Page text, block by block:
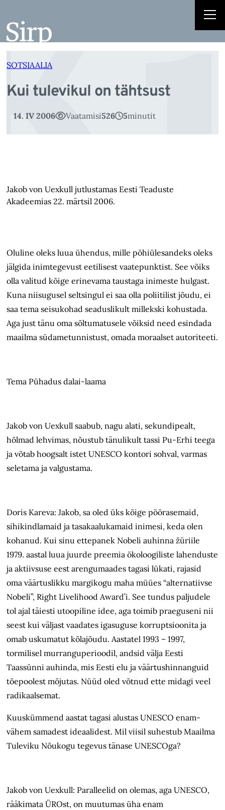
juurde
SOTSIAALIA
Kui tulevikul on tähtsust
14. IV 2006 Vaatamisi526 5minutit
Jakob von Uexkull jutlustamas Eesti Teaduste
Akadeemias 22. märtsil 2006.
Oluline oleks luua ühendus, mille põhiülesandeks oleks
jälgida inimtegevust eetilisest vaatepunktist. See võiks
olla valitud kõige erinevama taustaga inimeste hulgast.
Kuna niisugusel seltsingul ei saa olla poliitilist jõudu, ei
saa tema seisukohad seaduslikult millekski kohustada.
Aga just tänu oma sõltumatusele võiksid need esindada
maailma südametunnistust, omada moraalset autoriteeti.
Tema Pühadus dalai-laama
Jakob von Uexkull saabub, nagu alati, sekundipealt,
hõlmad lehvimas, nõustub tänulikult tassi Pu-Erhi teega
ja võtab hoogsalt istet UNESCO kontori sohval, varmas
seletama ja valgustama.
Doris Kareva: Jakob, sa oled üks kõige pöörasemaid,
sihikindlamaid ja tasakaalukamaid inimesi, keda olen
kohanud. Kui sinu ettepanek Nobeli auhinna žüriile
1979. aastal luua juurde preemia ökoloogiliste lahenduste
ja aktiivsuse eest arengumaades tagasi lükati, rajasid
oma väärtuslikku margikogu maha müües “alternatiivse
Nobeli”, Right Livelihood Award’i. See tundus paljudele
tol ajal täiesti utoopiline idee, aga toimib praeguseni nii
seest kui väljast vaadates igasuguse korruptsioonita ja
omab uskumatut kõlajõudu. Aastatel 1993 – 1997,
tormilisel murranguperioodil, andsid välja Eesti
Taassünni auhinda, mis Eesti elu ja väärtushinnanguid
tõepoolest mõjutas. Nüüd oled võtnud ette midagi veel
radikaalsemat.
Kuuskümmend aastat tagasi alustas UNESCO enam-
vähem samadest ideaalidest. Mil viisil suhestub Maailma
Tuleviku Nõukogu tegevus tänase UNESCOga?
Jakob von Uexkull: Paralleelid on olemas, aga UNESCO,
rääkimata ÜROst, on muutumas üha enam